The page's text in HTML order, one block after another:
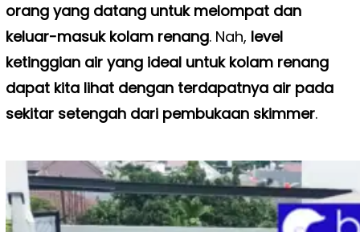
orang yang datang untuk melompat dan
keluar-masuk kolam renang. Nah, level
ketinggian air yang ideal untuk kolam renang
dapat kita lihat dengan terdapatnya air pada
sekitar setengah dari pembukaan skimmer.